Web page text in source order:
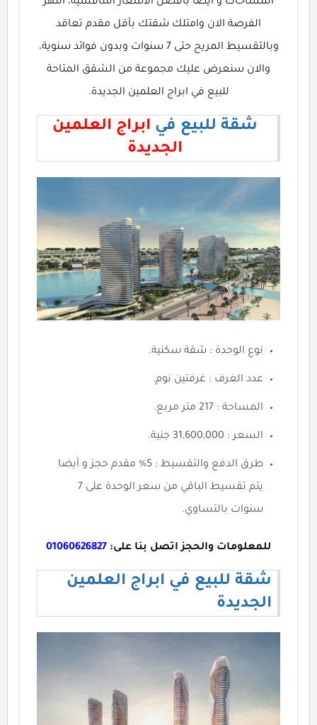
الفرصة الان وامتلك شقتك بأقل مقدم تعاقد
وبالتقسيط المريح حتى 7 سنوات وبدون فوائد سنوية،
والان سنعرض عليك مجموعة من الشقق المتاحة
للبيع في ابراج العلمين الجديدة.
شقة للبيع في ابراج العلمين
الجديدة
نوع الوحدة : شقة سكنية.
عدد الغرف : غرفتين نوم.
المساحة : 217 متر مربع.
السعر : 31,600,000 جنية.
طرق الدفع والتقسيط : 5% مقدم حجز و أيضا
يتم تقسيط الباقي من سعر الوحدة على 7
سنوات بالتساوي.
للمعلومات والحجز اتصل بنا على: 01060626827
شقة للبيع في ابراج العلمين
الجديدة